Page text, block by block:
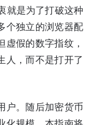
就是为了打破这种
个独立的浏览器配
虚假的数字指纹 ，
人，而不是打开了
户。随后加密货币